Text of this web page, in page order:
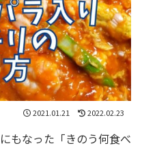
2021.01.21 2022.02.23
もなった「きのう何食べ